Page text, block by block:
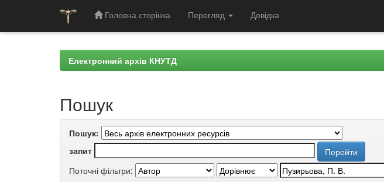
Головна сторінка Перегляд Довідка
Електронний архів КНУТД
Пошук
Пошук:
запит
Поточні фільтри: